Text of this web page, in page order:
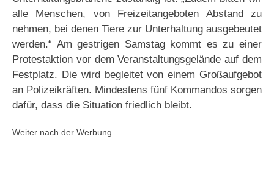
alle Menschen, von Freizeitangeboten Abstand zu
nehmen, bei denen Tiere zur Unterhaltung ausgebeutet
werden.“ Am gestrigen Samstag kommt es zu einer
Protestaktion vor dem Veranstaltungsgelände auf dem
Festplatz. Die wird begleitet von einem Großaufgebot
an Polizeikräften. Mindestens fünf Kommandos sorgen
dafür, dass die Situation friedlich bleibt.
Weiter nach der Werbung